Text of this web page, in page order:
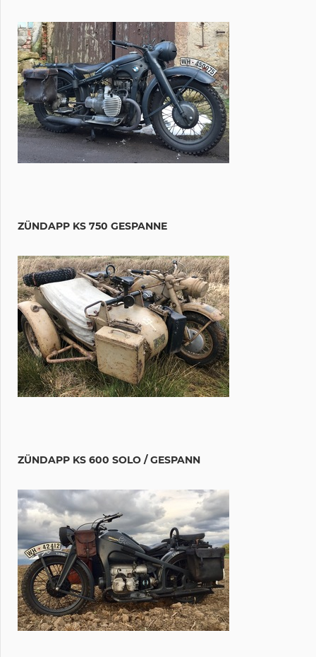
ZÜNDAPP KS 750 GESPANNE
ZÜNDAPP KS 600 SOLO / GESPANN